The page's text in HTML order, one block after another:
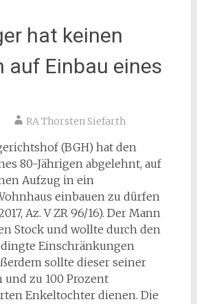
hat keinen
auf Einbau eines
RA Thorsten Siefarth
(BGH) hat den
80-Jährigen abgelehnt, auf
Aufzug in ein
einbauen zu dürfen
Az. V ZR 96/16). Der Mann
Stock und wollte durch den
Einschränkungen
sollte dieser seiner
und zu 100 Prozent
Enkeltochter dienen. Die